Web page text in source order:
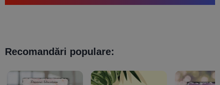
Recomandări populare: